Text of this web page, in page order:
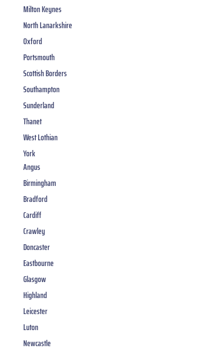
Milton Keynes
North Lanarkshire
Oxford
Portsmouth
Scottish Borders
Southampton
Sunderland
Thanet
West Lothian
York
Angus
Birmingham
Bradford
Cardiff
Crawley
Doncaster
Eastbourne
Glasgow
Highland
Leicester
Luton
Newcastle